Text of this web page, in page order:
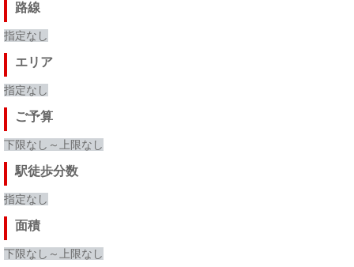
路線
指定なし
エリア
指定なし
ご予算
下限なし～上限なし
駅徒歩分数
指定なし
面積
下限なし～上限なし